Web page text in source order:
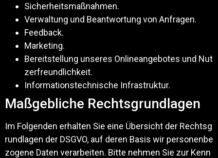
Sicherheitsmaßnahmen.
Verwaltung und Beantwortung von Anfragen.
Feedback.
Marketing.
Bereitstellung unseres Onlineangebotes und Nut
zerfreundlichkeit.
Informationstechnische Infrastruktur.
Maßgebliche Rechtsgrundlagen
Im Folgenden erhalten Sie eine Übersicht der Rechtsg
rundlagen der DSGVO, auf deren Basis wir personenbe
zogene Daten verarbeiten. Bitte nehmen Sie zur Kenn